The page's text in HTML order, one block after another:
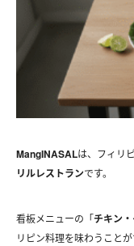
MangINASALは、フィリ
リルレストランです。
看板メニューの「チキン
リピン料理を味わうことが